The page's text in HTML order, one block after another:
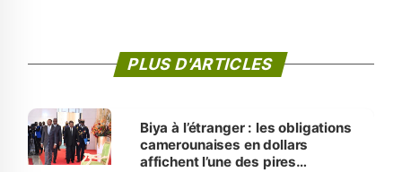
PLUS D'ARTICLES
Biya à l’étranger : les obligations
camerounaises en dollars
affichent l’une des pires